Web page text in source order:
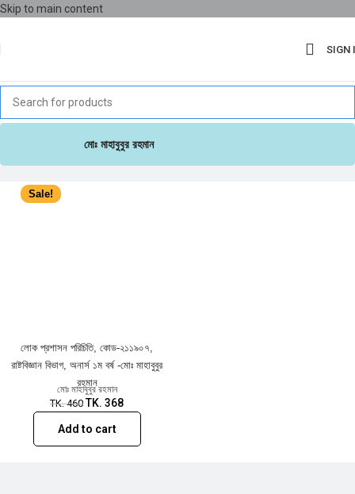
Skip to main content
SIGN
মোঃ মাহাবুবুর রহমান
Sale!
লোক প্রশাসন পরিচিতি, কোড-২১১৯০৭,
রাষ্টবিজ্ঞান বিভাগ, অনার্স ১ম বর্ষ -মোঃ মাহাবুবুর
রহমান
মোঃ মাহাবুবুর রহমান
TK.460 TK. 368
Add to cart